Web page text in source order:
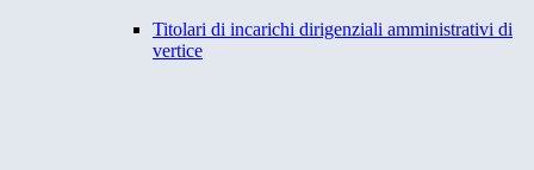
Titolari di incarichi dirigenziali amministrativi di
vertice